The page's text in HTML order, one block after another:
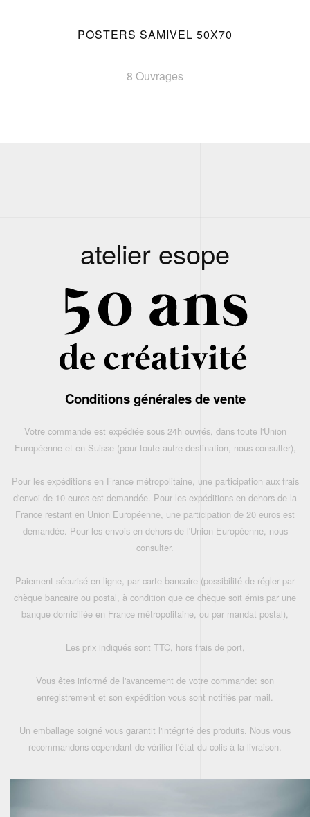
POSTERS SAMIVEL 50X70
8 Ouvrages
atelier esope
Conditions générales de vente
Votre commande est expédiée sous 24h ouvrés, dans toute l'Union
Européenne et en Suisse (pour toute autre destination, nous consulter),
Pour les expéditions en France métropolitaine, une participation aux frais
d'envoi de 10 euros est demandée. Pour les expéditions en dehors de la
France restant en Union Européenne, une participation de 20 euros est
demandée. Pour les envois en dehors de l'Union Européenne, nous
consulter.
Paiement sécurisé en ligne, par carte bancaire (possibilité de régler par
chèque bancaire ou postal, à condition que ce chèque soit émis par une
banque domiciliée en France métropolitaine, ou par mandat postal),
Les prix indiqués sont TTC, hors frais de port,
Vous êtes informé de l'avancement de votre commande: son
enregistrement et son expédition vous sont notifiés par mail.
Un emballage soigné vous garantit l'intégrité des produits. Nous vous
recommandons cependant de vérifier l'état du colis à la livraison.